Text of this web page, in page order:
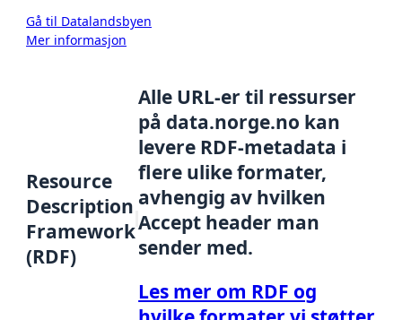
Gå til Datalandsbyen
Mer informasjon
Resource
Description
Framework
(RDF)
Alle URL-er til ressurser
på data.norge.no kan
levere RDF-metadata i
flere ulike formater,
avhengig av hvilken
Accept header man
sender med.
Les mer om RDF og